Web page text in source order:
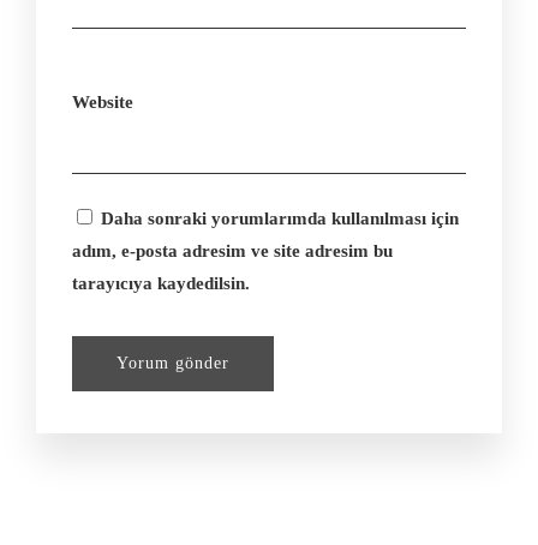
Website
Daha sonraki yorumlarımda kullanılması için
adım, e-posta adresim ve site adresim bu
tarayıcıya kaydedilsin.